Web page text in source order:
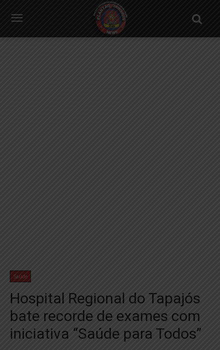
Saúde
Hospital Regional do Tapajós
bate recorde de exames com
iniciativa “Saúde para Todos”